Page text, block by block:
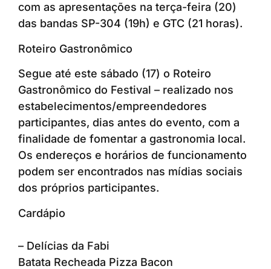
com as apresentações na terça-feira (20)
das bandas SP-304 (19h) e GTC (21 horas).
Roteiro Gastronômico
Segue até este sábado (17) o Roteiro
Gastronômico do Festival – realizado nos
estabelecimentos/empreendedores
participantes, dias antes do evento, com a
finalidade de fomentar a gastronomia local.
Os endereços e horários de funcionamento
podem ser encontrados nas mídias sociais
dos próprios participantes.
Cardápio
– Delícias da Fabi
Batata Recheada Pizza Bacon